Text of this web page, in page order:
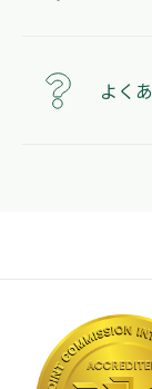
よく